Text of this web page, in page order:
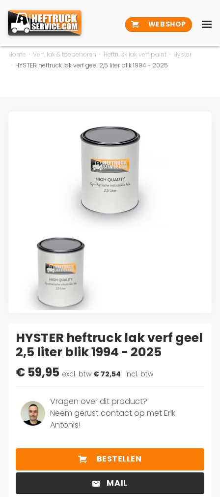
WEBSHOP
Home Verf, lak & toebehoren Heftruck lak verf paint
Hyster
HYSTER heftruck lak verf geel 2,5 liter blik 1994 - 2025
HYSTER heftruck lak verf geel
2,5 liter blik 1994 - 2025
€ 59,95 excl. btw € 72,54 incl. btw
Vragen over dit product?
Neem gerust contact op met Erik
Antonis!
BESTELLEN
MAIL